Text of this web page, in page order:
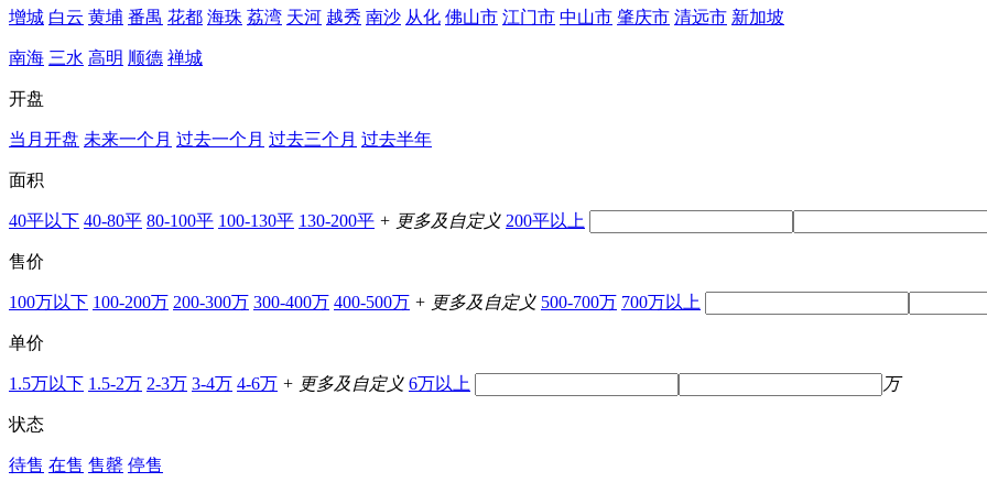
增城 白云 黄埔 番禺 花都 海珠 荔湾 天河 越秀 南沙 从化 佛山市 江门市 中山市 肇庆市 清远市 新加坡
南海 三水 高明 顺德 禅城
开盘
当月开盘 未来一个月 过去一个月 过去三个月 过去半年
面积
40平以下 40-80平 80-100平 100-130平 130-200平 + 更多及自定义 200平以上
售价
100万以下 100-200万 200-300万 300-400万 400-500万 + 更多及自定义 500-700万 700万以上
单价
1.5万以下 1.5-2万 2-3万 3-4万 4-6万 + 更多及自定义 6万以上 万
状态
待售 在售 售罄 停售